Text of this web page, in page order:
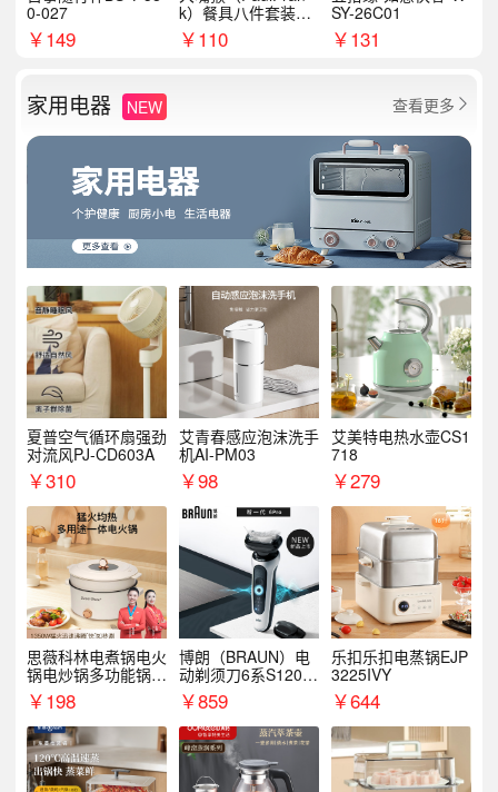
0-027
￥149
k）餐具八件套装HC
T6007
￥110
SY-26C01
￥131
家用电器 NEW 查看更多 
夏普空气循环扇强劲
对流风PJ-CD603A
￥310
艾青春感应泡沫洗手
机AI-PM03
￥98
艾美特电热水壶CS1
718
￥279
思薇科林电煮锅电火
锅电炒锅多功能锅电
热锅泡面小电锅
￥198
博朗（BRAUN）电
动剃须刀6系S1200
S￥859
乐扣乐扣电蒸锅EJP
3225IVY
￥644